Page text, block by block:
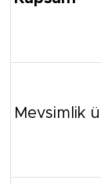
Mevsimlik